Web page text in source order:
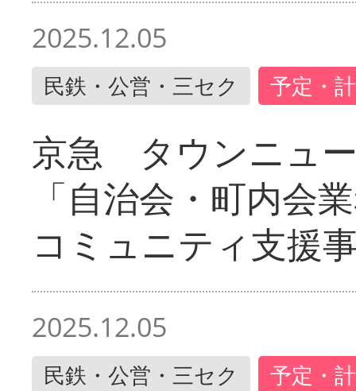
2025.12.05
民鉄・公営・三セク 予定・
京急 タウンニュ
「自治会・町内会
コミュニティ支援
2025.12.05
民鉄・公営・三セク 予定・